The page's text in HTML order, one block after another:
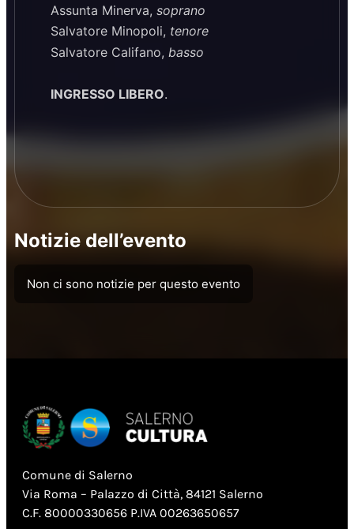
Assunta Minerva, soprano
Salvatore Minopoli, tenore
Salvatore Califano, basso
INGRESSO LIBERO.
Notizie dell’evento
Non ci sono notizie per questo evento
Comune di Salerno
Via Roma – Palazzo di Città, 84121 Salerno
C.F. 80000330656 P.IVA 00263650657